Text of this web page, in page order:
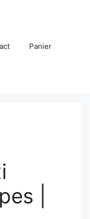
Panier
|